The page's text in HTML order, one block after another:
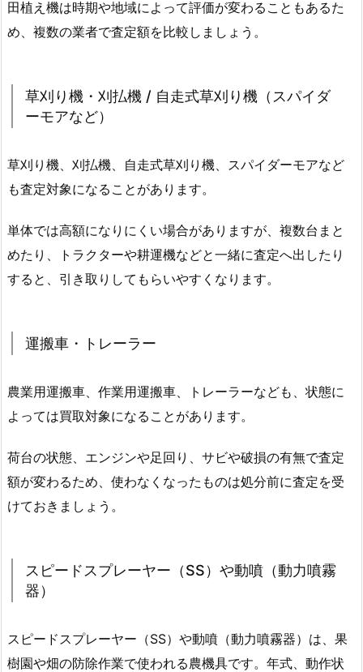
田植え機は時期や地域によって評価が変わることもあるた
め、複数の業者で査定額を比較しましょう。
草刈り機・刈払機 / 自走式草刈り機（スパイダ
ーモアなど）
草刈り機、刈払機、自走式草刈り機、スパイダーモアなど
も査定対象になることがあります。
単体では高額になりにくい場合がありますが、複数台まと
めたり、トラクターや耕運機などと一緒に査定へ出したり
すると、引き取りしてもらいやすくなります。
運搬車・トレーラー
農業用運搬車、作業用運搬車、トレーラーなども、状態に
よっては買取対象になることがあります。
荷台の状態、エンジンや足回り、サビや破損の有無で査定
額が変わるため、使わなくなったものは処分前に査定を受
けておきましょう。
スピードスプレーヤー（SS）や動噴（動力噴霧
器）
スピードスプレーヤー（SS）や動噴（動力噴霧器）は、果
樹園や畑の防除作業で使われる農機具です。年式、動作状